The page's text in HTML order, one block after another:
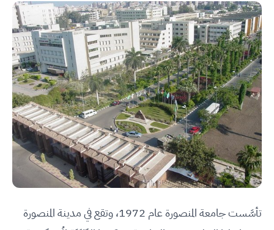
تأسَّست جامعة المنصورة عام 1972، وتقع في مدينة المنصورة